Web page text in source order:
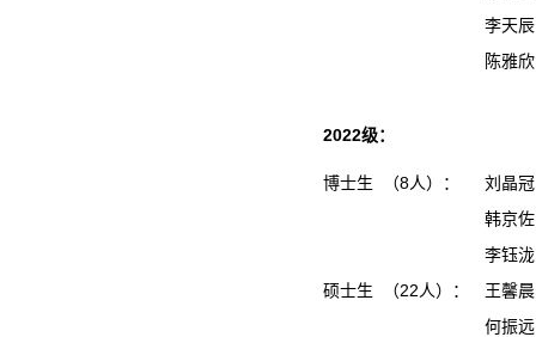
李天
陈雅
2022级：
博士生 （8人）：
刘晶冠
韩京佐
李钰泷
硕士生 （22人）：
王馨
何振